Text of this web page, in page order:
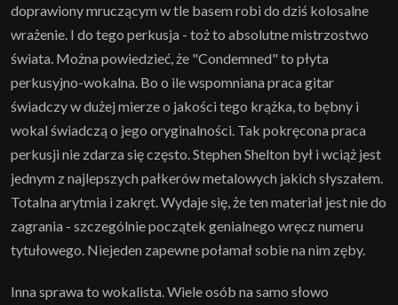
doprawiony mruczącym w tle basem robi do dziś kolosalne
wrażenie. I do tego perkusja - toż to absolutne mistrzostwo
świata. Można powiedzieć, że "Condemned" to płyta
perkusyjno-wokalna. Bo o ile wspomniana praca gitar
świadczy w dużej mierze o jakości tego krążka, to bębny i
wokal świadczą o jego oryginalności. Tak pokręcona praca
perkusji nie zdarza się często. Stephen Shelton był i wciąż jest
jednym z najlepszych pałkerów metalowych jakich słyszałem.
Totalna arytmia i zakręt. Wydaje się, że ten materiał jest nie do
zagrania - szczególnie początek genialnego wręcz numeru
tytułowego. Niejeden zapewne połamał sobie na nim zęby.
Inna sprawa to wokalista. Wiele osób na samo słowo